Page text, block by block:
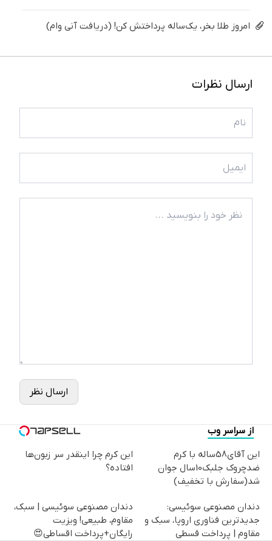
امروز طلا بخر، یک‌ساله پرداختش کن! (دریافت آنی وام)
ارسال نظرات
ارسال نظر
از سراسر وب
این آقای58ساله با کرم
ضدچروک جلبک10سال جوان
شد(سفارش با تخفیف)
این کرم چرا اینقدر سر زبون‌ها
افتاده؟
دندان مصنوعی سوئیسی:
جدیدترین فناوری اروپا، سبک و
مقاوم | پرداخت قسطی
دندان مصنوعی سوئیسی | سبک،
مقاوم، طبیعی! ویزیت
رایگان+پرداخت اقساطی😍